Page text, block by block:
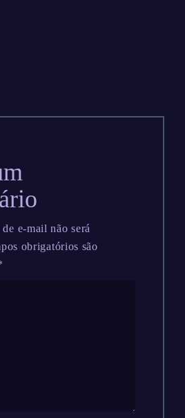
e-mail não será
obrigatórios são